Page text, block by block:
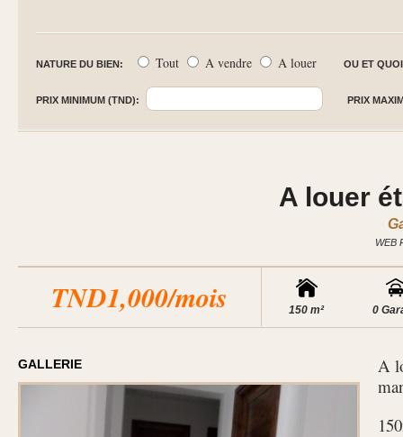
NATURE DU BIEN: Tout A vendre A louer OU ET
PRIX MINIMUM (TND): PRIX
A louer
WEB
TND1,000/mois 150 m² 0
GALLERIE
A